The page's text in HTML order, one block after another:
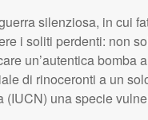
silenziosa, in cui
i soliti perdenti: non
un’autentica bomba
di rinoceronti a un
(IUCN) una specie